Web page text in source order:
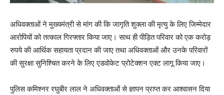
अधिवक्ताओं ने मुख्यमंत्री से मांग की कि जागृति शुक्ला की मृत्यु के लिए जिम्मेदार
आरोपियों को तत्काल गिरफ्तार किया जाए। साथ ही पीड़ित परिवार को एक करोड़
रुपये की आर्थिक सहायता प्रदान की जाए तथा अधिवक्ताओं और उनके परिवारों
की सुरक्षा सुनिश्चित करने के लिए एडवोकेट प्रोटेक्शन एक्ट लागू किया जाए।
पुलिस कमिश्नर रघुबीर लाल ने अधिवक्ताओं से ज्ञापन प्राप्त कर आश्वासन दिया